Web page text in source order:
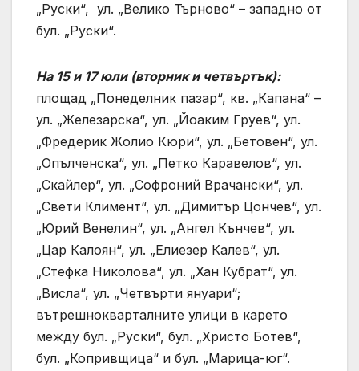
„Руски“, ул. „Велико Търново“ – западно от
бул. „Руски“.
На 15 и 17 юли (вторник и четвъртък):
площад „Понеделник пазар“, кв. „Капана“ –
ул. „Железарска“, ул. „Йоаким Груев“, ул.
„Фредерик Жолио Кюри“, ул. „Бетовен“, ул.
„Опълченска“, ул. „Петко Каравелов“, ул.
„Скайлер“, ул. „Софроний Врачански“, ул.
„Свети Климент“, ул. „Димитър Цончев“, ул.
„Юрий Венелин“, ул. „Ангел Кънчев“, ул.
„Цар Калоян“, ул. „Елиезер Калев“, ул.
„Стефка Николова“, ул. „Хан Кубрат“, ул.
„Висла“, ул. „Четвърти януари“;
вътрешнокварталните улици в карето
между бул. „Руски“, бул. „Христо Ботев“,
бул. „Копривщица“ и бул. „Марица-юг“.